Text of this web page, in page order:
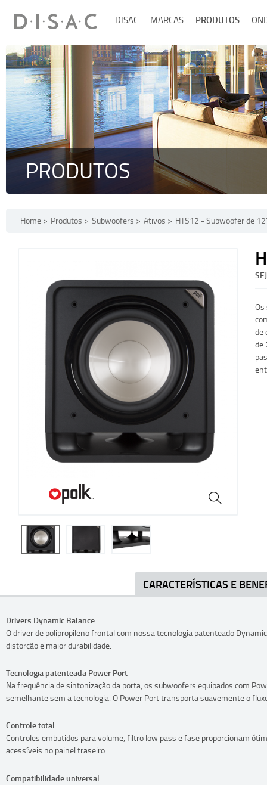
DISAC MARCAS PRODUTOS
PRODUTOS
Home Produtos Subwoofers Ativos HTS12 - Subwoofer de
Os
de
de
CARACTERÍSTICAS E
Drivers Dynamic Balance
O driver de polipropileno frontal com nossa tecnologia patenteado
distorção e maior durabilidade.
Tecnologia patenteada Power Port
Na frequência de sintonização da porta, os subwoofers equipados com
semelhante sem a tecnologia. O Power Port transporta suavemente o
Controle total
Controles embutidos para volume, filtro low pass e fase proporcionam
acessíveis no painel traseiro.
Compatibilidade universal